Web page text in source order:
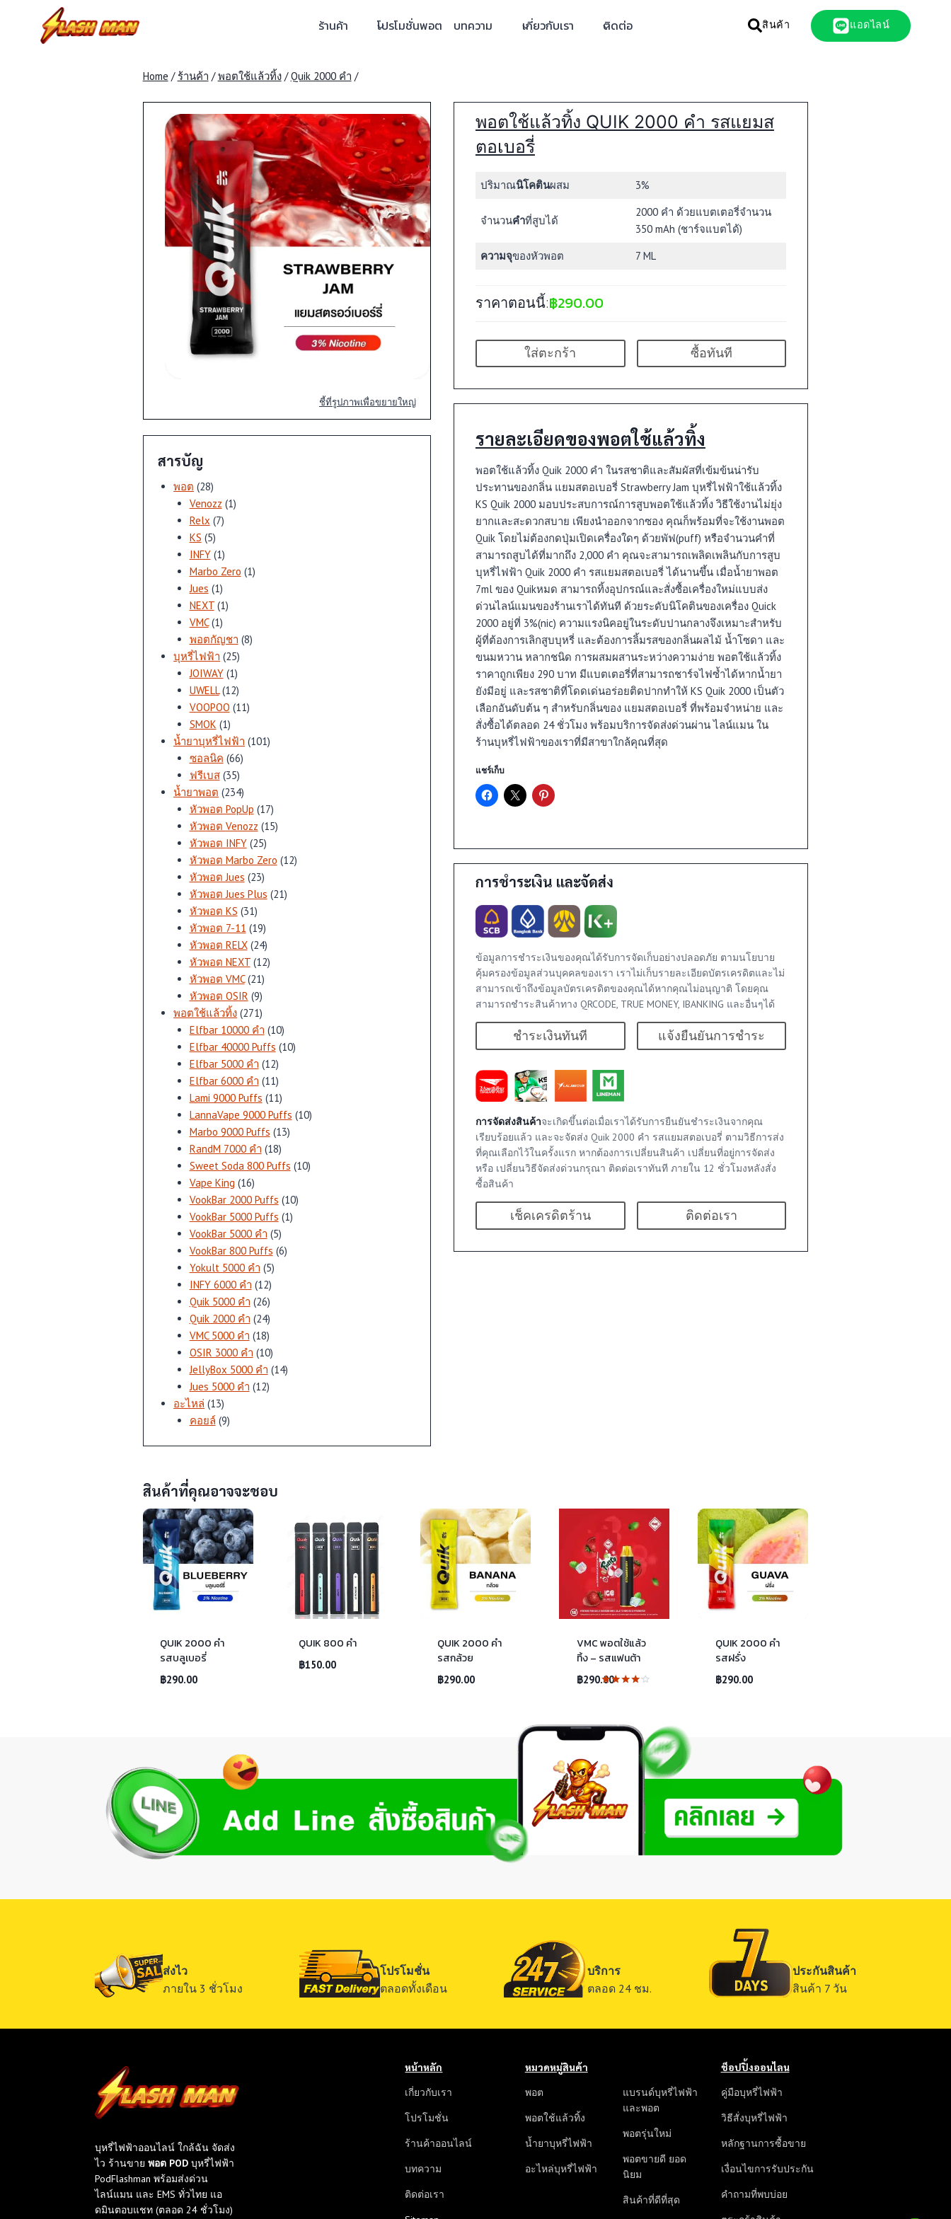
ร้านค้า โปรโมชั่นพอต บทความ เกี่ยวกับเรา ติดต่อ สินค้า แอดไลน์
Home / ร้านค้า / พอตใช้แล้วทิ้ง / Quik 2000 คำ /
ชี้ที่รูปภาพเพื่อขยายใหญ่
สารบัญ
พอต 2828
สินค้า
Venozz 11
Relx 77
KS 55
สินค้า
INFY 11
สินค้า
Marbo Zero 11
Jues 11
สินค้า
NEXT 11
VMC 11
สินค้า
พอตกัญชา 88
บุหรี่ไฟฟ้า 2525
สินค้า
JOIWAY 11
สินค้า
UWELL 1212
สินค้า
VOOPOO 1111
SMOK 11
สินค้า
น้ำยาบุหรี่ไฟฟ้า 101101
ซอลนิค 6666
ฟรีเบส 3535
สินค้า
น้ำยาพอต 234234
สินค้า
หัวพอต PopUp 1717
สินค้า
หัวพอต Venozz 1515
หัวพอต INFY 2525
สินค้า
หัวพอต Marbo Zero 1212
หัวพอต Jues 2323
สินค้า
หัวพอต Jues Plus 2121
หัวพอต KS 3131
สินค้า
หัวพอต 7-11 1919
สินค้า
หัวพอต RELX 2424
สินค้า
หัวพอต NEXT 1212
หัวพอต VMC 2121
สินค้า
หัวพอต OSIR 99
สินค้า
พอตใช้แล้วทิ้ง 271271
สินค้า
Elfbar 10000 คำ 1010
สินค้า
Elfbar 40000 Puffs 1010
Elfbar 5000 คำ 1212
สินค้า
Elfbar 6000 คำ 1111
สินค้า
Lami 9000 Puffs 1111
สินค้า
LannaVape 9000 Puffs 1010
Marbo 9000 Puffs 1313
RandM 7000 คำ 1818
สินค้า
Sweet Soda 800 Puffs 1010
Vape King 1616
สินค้า
VookBar 2000 Puffs 1010
VookBar 5000 Puffs 11
VookBar 5000 คำ 55
สินค้า
VookBar 800 Puffs 66
Yokult 5000 คำ 55
สินค้า
INFY 6000 คำ 1212
สินค้า
Quik 5000 คำ 2626
สินค้า
Quik 2000 คำ 2424
สินค้า
VMC 5000 คำ 1818
สินค้า
OSIR 3000 คำ 1010
สินค้า
JellyBox 5000 คำ 1414
Jues 5000 คำ 1212
อะไหล่ 1313
สินค้า
คอยล์ 99
พอตใช้แล้วทิ้ง QUIK 2000 คำ รสแยมส
ตอเบอรี่
ปริมาณนิโคตินผสม 3%
จำนวนคำที่สูบได้
2000 คำ ด้วยแบตเตอรี่จำนวน
350 mAh (ชาร์จแบตได้)
ความจุของหัวพอต 7 ML
ราคาตอนนี้:฿290.00
ใส่ตะกร้า ซื้อทันที
รายละเอียดของพอตใช้แล้วทิ้ง
พอตใช้แล้วทิ้ง Quik 2000 คำ ในรสชาติและสัมผัสที่เข้มข้นน่ารับ
ประทานของกลิ่น แยมสตอเบอรี่ Strawberry Jam บุหรี่ไฟฟ้าใช้แล้วทิ้ง
KS Quik 2000 มอบประสบการณ์การสูบพอตใช้แล้วทิ้ง วิธีใช้งานไม่ยุ่ง
ยากและสะดวกสบาย เพียงนำออกจากซอง คุณก็พร้อมที่จะใช้งานพอต
Quik โดยไม่ต้องกดปุ่มเปิดเครื่องใดๆ ด้วยพัฟ(puff) หรือจำนวนคำที่
สามารถสูบได้ที่มากถึง 2,000 คำ คุณจะสามารถเพลิดเพลินกับการสูบ
บุหรี่ไฟฟ้า Quik 2000 คำ รสแยมสตอเบอรี่ ได้นานขึ้น เมื่อน้ำยาพอต
7ml ของ Quikหมด สามารถทิ้งอุปกรณ์และสั่งซื้อเครื่องใหม่แบบส่ง
ด่วนไลน์แมนของร้านเราได้ทันที ด้วยระดับนิโคตินของเครื่อง Quick
2000 อยู่ที่ 3%(nic) ความแรงนิคอยู่ในระดับปานกลางจึงเหมาะสำหรับ
ผู้ที่ต้องการเลิกสูบบุหรี่ และต้องการลิ้มรสของกลิ่นผลไม้ น้ำโซดา และ
ขนมหวาน หลากชนิด การผสมผสานระหว่างความง่าย พอตใช้แล้วทิ้ง
ราคาถูกเพียง 290 บาท มีแบตเตอรี่ที่สามารถชาร์จไฟซ้ำได้หากน้ำยา
ยังมีอยู่ และรสชาติที่โดดเด่นอร่อยติดปากทำให้ KS Quik 2000 เป็นตัว
เลือกอันดับต้น ๆ สำหรับกลิ่นของ แยมสตอเบอรี่ ที่พร้อมจำหน่าย และ
สั่งซื้อได้ตลอด 24 ชั่วโมง พร้อมบริการจัดส่งด่วนผ่าน ไลน์แมน ใน
ร้านบุหรี่ไฟฟ้าของเราที่มีสาขาใกล้คุณที่สุด
แชร์เก็บ
การชำระเงิน และจัดส่ง
ข้อมูลการชำระเงินของคุณได้รับการจัดเก็บอย่างปลอดภัย ตามนโยบาย
คุ้มครองข้อมูลส่วนบุคคลของเรา เราไม่เก็บรายละเอียดบัตรเครดิตและไม่
สามารถเข้าถึงข้อมูลบัตรเครดิตของคุณได้หากคุณไม่อนุญาติ โดยคุณ
สามารถชำระสินค้าทาง QRCODE, TRUE MONEY, IBANKING และอื่นๆได้
ชำระเงินทันที แจ้งยืนยันการชำระ
การจัดส่งสินค้าจะเกิดขึ้นต่อเมื่อเราได้รับการยืนยันชำระเงินจากคุณ
เรียบร้อยแล้ว และจะจัดส่ง Quik 2000 คำ รสแยมสตอเบอรี่ ตามวิธีการส่ง
ที่คุณเลือกไว้ในครั้งแรก หากต้องการเปลี่ยนสินค้า เปลี่ยนที่อยู่การจัดส่ง
หรือ เปลี่ยนวิธีจัดส่งด่วนกรุณา ติดต่อเราทันที ภายใน 12 ชั่วโมงหลังสั่ง
ซื้อสินค้า
เช็คเครดิตร้าน ติดต่อเรา
สินค้าที่คุณอาจจะชอบ
QUIK 2000 คำ
รสบลูเบอรี่
฿290.00
QUIK 800 คำ
฿150.00
QUIK 2000 คำ
รสกล้วย
฿290.00
VMC พอตใช้แล้ว
ทิ้ง – รสแฟนต้า
ตั้งแต่ 1-
5
คะแนน
฿290.00
QUIK 2000 คำ
รสฝรั่ง
฿290.00
ส่งไว
ภายใน 3 ชั่วโมง
โปรโมชั่น
ตลอดทั้งเดือน
บริการ
ตลอด 24 ชม.
ประกันสินค้า
สินค้า 7 วัน
บุหรี่ไฟฟ้าออนไลน์ ใกล้ฉัน จัดส่ง
ไว ร้านขายพอต POD บุหรี่ไฟฟ้า
PodFlashman พร้อมส่งด่วน
ไลน์แมน และ EMS ทั่วไทย แอ
ดมินตอบแชท (ตลอด 24 ชั่วโมง)
หน้าหลัก
เกี่ยวกับเรา
โปรโมชั่น
ร้านค้าออนไลน์
บทความ
ติดต่อเรา
หมวดหมู่สินค้า
พอต
พอตใช้แล้วทิ้ง
น้ำยาบุหรี่ไฟฟ้า
อะไหล่บุหรี่ไฟฟ้า
แบรนด์บุหรี่ไฟฟ้า
และพอต
พอตรุ่นใหม่
พอตขายดี ยอด
นิยม
สินค้าที่ดีที่สุด
ช็อปปิ้งออนไลน
คู่มือบุหรี่ไฟฟ้า
วิธีสั่งบุหรี่ไฟฟ้า
หลักฐานการซื้อขาย
เงื่อนไขการรับประกัน
คำถามที่พบบ่อย